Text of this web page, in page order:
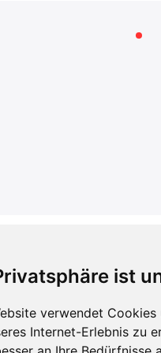
ist
verwendet
Internet-Erlebnis zu
Armbänder
Ohrringe